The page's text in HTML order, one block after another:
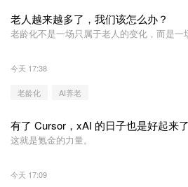
老人越来越多了，我们该怎么办？
老龄化不是一场只属于老人的变化，而是一
今天 17:38
老龄化 AI养老
有了 Cursor，xAI 的日子也是好起来了
这就是氪金的力量。
今天 17:09